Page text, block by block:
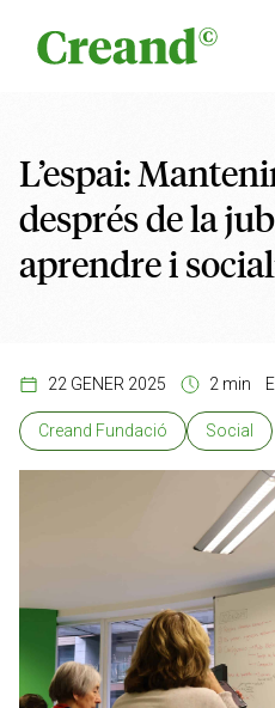
L’espai:
després de la
aprendre i
22 GENER 2025 2 min
Creand Fundació Social